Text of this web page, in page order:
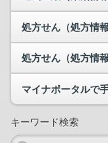
キーワード検索